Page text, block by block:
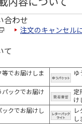
合わせ
注文のキャンセル
て
等でお届けしま
ゆ
パックでお届け
定
け
クでお届けし
し